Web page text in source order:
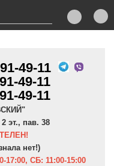
49-11
49-11
49-11
эт., пав. 38
нет!)
17:00, СБ: 11:00-15:00